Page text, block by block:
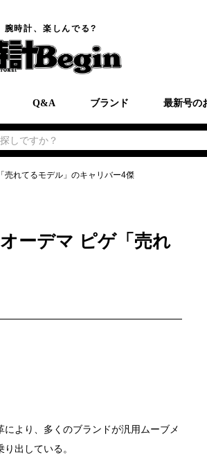
腕時計、楽しんでる?
Q&A ブランド 最新号の
しですか？
売れてるモデル」のキャリバー4傑
ーデマ ピゲ「売れ
より、多くのブランドが汎用ムーブメ
出している。